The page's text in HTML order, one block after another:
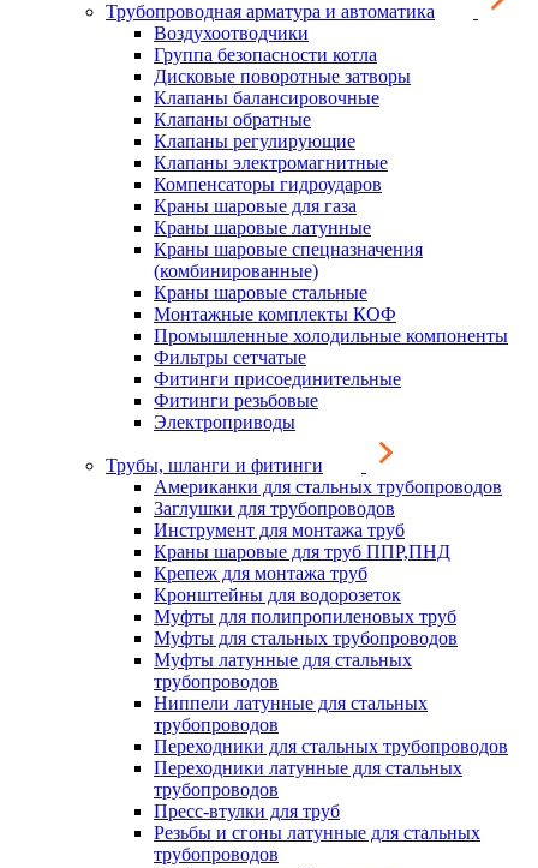
Трубопроводная арматура и автоматика
Воздухоотводчики
Группа безопасности котла
Дисковые поворотные затворы
Клапаны балансировочные
Клапаны обратные
Клапаны регулирующие
Клапаны электромагнитные
Компенсаторы гидроударов
Краны шаровые для газа
Краны шаровые латунные
Краны шаровые спецназначения
(комбинированные)
Краны шаровые стальные
Монтажные комплекты КОФ
Промышленные холодильные компоненты
Фильтры сетчатые
Фитинги присоединительные
Фитинги резьбовые
Электроприводы
Трубы, шланги и фитинги
Американки для стальных трубопроводов
Заглушки для трубопроводов
Инструмент для монтажа труб
Краны шаровые для труб ППР,ПНД
Крепеж для монтажа труб
Кронштейны для водорозеток
Муфты для полипропиленовых труб
Муфты для стальных трубопроводов
Муфты латунные для стальных
трубопроводов
Ниппели латунные для стальных
трубопроводов
Переходники для стальных трубопроводов
Переходники латунные для стальных
трубопроводов
Пресс-втулки для труб
Резьбы и сгоны латунные для стальных
трубопроводов